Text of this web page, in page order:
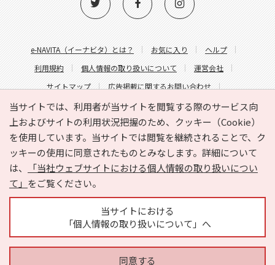
当サイトでは、利用者が当サイトを閲覧する際のサービス向
上およびサイトの利用状況把握のため、クッキー（Cookie）
を使用しています。当サイトでは閲覧を継続されることで、ク
ッキーの使用に同意されたものとみなします。詳細について
は、
「当社ウェブサイトにおける個人情報の取り扱いについ
て」 をご覧ください。
当サイトにおける
「個人情報の取り扱いについて」へ
同意する
e-NAVITA（イーナビタ）とは？ お気に入り
ヘルプ
利用規約
個人情報の取り扱いについて
運営会社
サイトマップ
広告掲載に関するお問い合わせ
サイトの内容に関するお問い合わせ
Copyright © HYOJITO.Co.,Ltd. All Rights Reserved.